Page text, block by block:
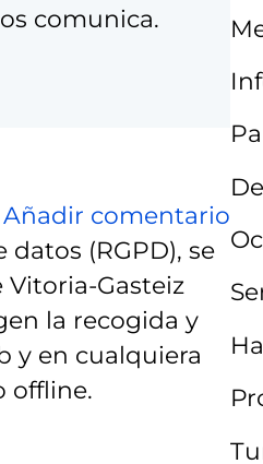
comunica.
Añadir comentario
(RGPD), se
Gasteiz
la recogida y
y en cualquiera
offline.